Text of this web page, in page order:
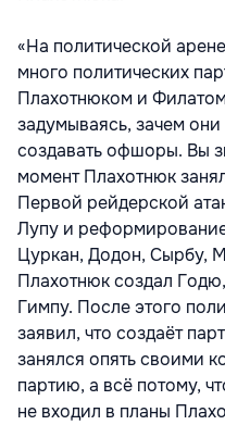
«На политической
много политических
Плахотнюком и
задумываясь, зачем
создавать офшоры. Вы
момент Плахотнюк
Первой рейдерской
Лупу и
Цуркан, Додон, Сырбу,
Плахотнюк создал
Гимпу. После этого
заявил, что создаёт
занялся опять своими
партию, а всё потому,
не входил в планы